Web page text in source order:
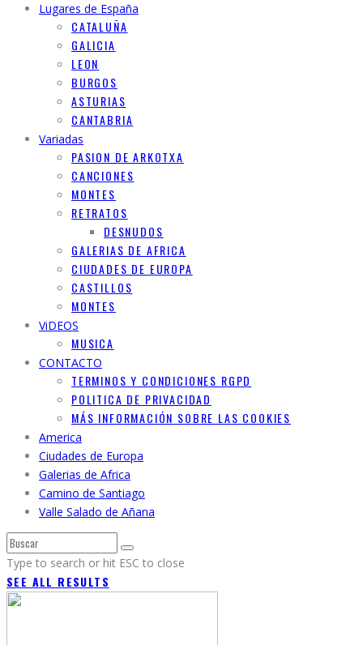
Lugares de España
CATALUÑA
GALICIA
LEON
BURGOS
ASTURIAS
CANTABRIA
Variadas
PASION DE ARKOTXA
CANCIONES
MONTES
RETRATOS
DESNUDOS
GALERIAS DE AFRICA
CIUDADES DE EUROPA
CASTILLOS
MONTES
ViDEOS
MUSICA
CONTACTO
TERMINOS Y CONDICIONES RGPD
POLITICA DE PRIVACIDAD
MÁS INFORMACIÓN SOBRE LAS COOKIES
America
Ciudades de Europa
Galerias de Africa
Camino de Santiago
Valle Salado de Añana
Type to search or hit ESC to close
SEE ALL RESULTS